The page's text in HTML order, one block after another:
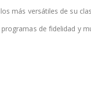
más versátiles de su
de fidelidad y